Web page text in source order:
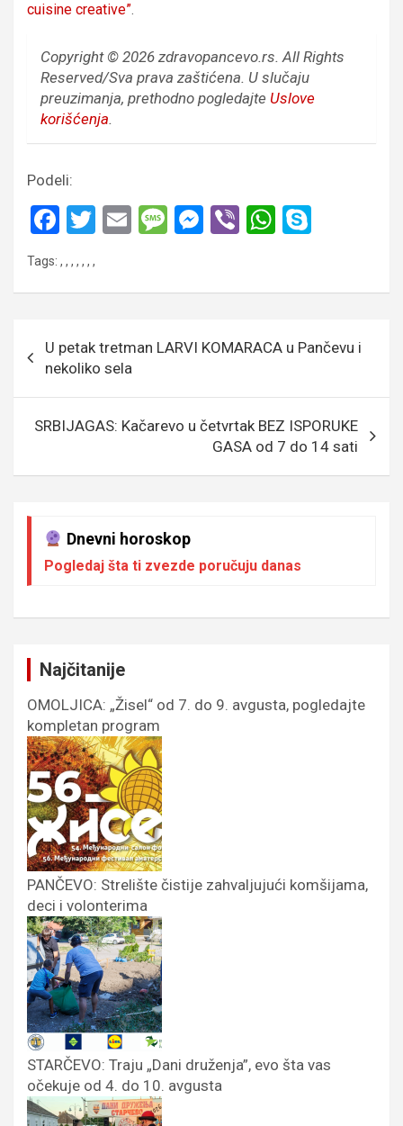
cuisine creative”.
Copyright © 2026 zdravopancevo.rs. All Rights
Reserved/Sva prava zaštićena. U slučaju
preuzimanja, prethodno pogledajte Uslove
korišćenja.
Podeli:
F
ce
o
k
T
E
M
g
e
M
g
er
Vi W
A
p
p
Tags: , , , , , , ,
чланка
U petak tretman LARVI KOMARACA u Pančevu i
nekoliko sela
SRBIJAGAS: Kačarevo u četvrtak BEZ ISPORUKE
GASA od 7 do 14 sati
Dnevni horoskop
Pogledaj šta ti zvezde poručuju danas
Najčitanije
OMOLJICA: „Žisel“ od 7. do 9. avgusta, pogledajte
kompletan program
PANČEVO: Strelište čistije zahvaljujući komšijama,
deci i volonterima
STARČEVO: Traju „Dani druženja”, evo šta vas
očekuje od 4. do 10. avgusta